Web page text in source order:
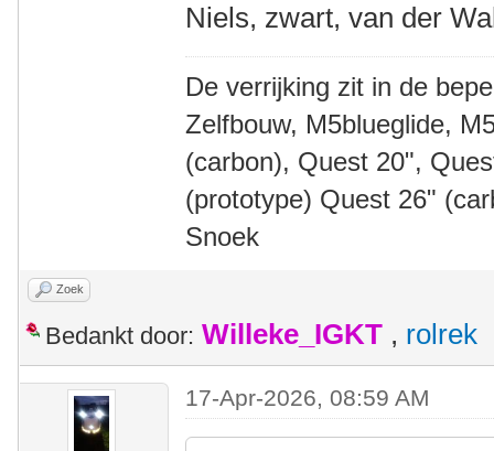
Niels, zwart, van der
De verrijking zit in de
Zelfbouw, M5blueglide,
(carbon), Quest 20",
(prototype) Quest 26"
Snoek
Zoek
Bedankt door: Willeke_IGKT , rolrek
17-Apr-2026, 08:59 AM